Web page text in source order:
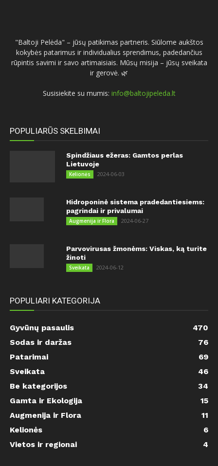
"Baltoji Pelėda" – jūsų patikimas partneris. Siūlome aukštos
kokybės patarimus ir individualius sprendimus, padedančius
rūpintis savimi ir savo artimaisiais. Mūsų misija – jūsų sveikata
ir gerovė. 🌿
Susisiekite su mumis: info@baltojipeleda.lt
POPULIARŪS SKELBIMAI
Spindžiaus ežeras: Gamtos perlas
Lietuvoje
Kelionės 2024-06-03
Hidroponinė sistema pradedantiesiems:
pagrindai ir privalumai
Augmenija ir Flora 2024-06-27
Parvovirusas žmonėms: Viskas, ką turite
žinoti
Sveikata 2024-06-12
POPULIARI KATEGORIJA
Gyvūnų pasaulis
470
Sodas ir daržas
76
Patarimai
69
Sveikata
46
Be kategorijos
34
Gamta ir Ekologija
15
Augmenija ir Flora
11
Kelionės
6
Vietos ir regionai
4